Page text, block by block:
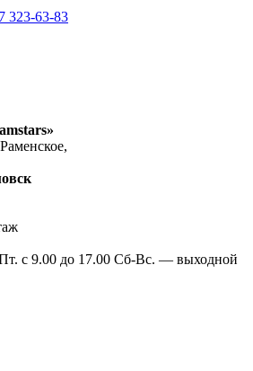
323-63-83
с 9.00 до 17.00 Сб-Вс. — выходной